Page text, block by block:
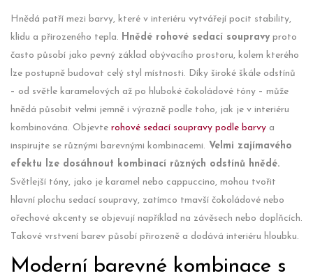
Hnědá patří mezi barvy, které v interiéru vytvářejí pocit stability,
klidu a přirozeného tepla. Hnědé rohové sedací soupravy proto
často působí jako pevný základ obývacího prostoru, kolem kterého
lze postupně budovat celý styl místnosti. Díky široké škále odstínů
– od světle karamelových až po hluboké čokoládové tóny – může
hnědá působit velmi jemně i výrazně podle toho, jak je v interiéru
kombinována. Objevte rohové sedací soupravy podle barvy a
inspirujte se různými barevnými kombinacemi. Velmi zajímavého
efektu lze dosáhnout kombinací různých odstínů hnědé.
Světlejší tóny, jako je karamel nebo cappuccino, mohou tvořit
hlavní plochu sedací soupravy, zatímco tmavší čokoládové nebo
ořechové akcenty se objevují například na závěsech nebo doplňcích.
Takové vrstvení barev působí přirozeně a dodává interiéru hloubku.
Moderní barevné kombinace s